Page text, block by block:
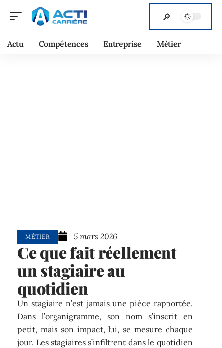
Actu Compétences Entreprise Métier
MÉTIER 5 mars 2026
Ce que fait réellement
un stagiaire au
quotidien
Un stagiaire n’est jamais une pièce rapportée.
Dans l’organigramme, son nom s’inscrit en
petit, mais son impact, lui, se mesure chaque
jour. Les stagiaires s’infiltrent dans le quotidien